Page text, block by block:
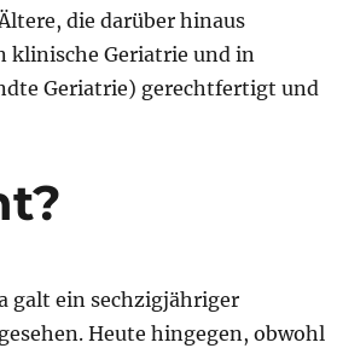
die darüber hinaus
klinische Geriatrie und in
Geriatrie) gerechtfertigt und
galt ein sechzigjähriger
Heute hingegen, obwohl